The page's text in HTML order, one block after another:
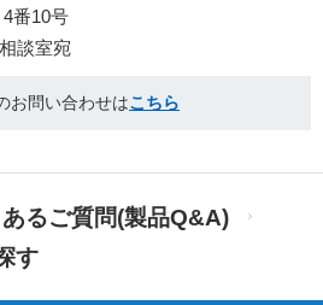
番10号
談室宛
お問い合わせはこちら
るご質問(製品Q&A)
す